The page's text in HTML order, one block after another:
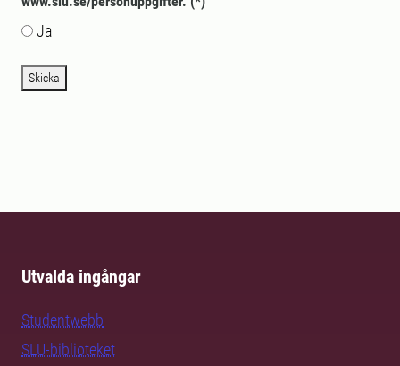
Ja
Skicka
Utvalda ingångar
Studentwebb
SLU-biblioteket